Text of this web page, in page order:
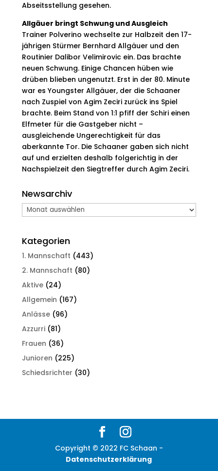
Abseitsstellung gesehen.
Allgäuer bringt Schwung und Ausgleich
Trainer Polverino wechselte zur Halbzeit den 17-
jährigen Stürmer Bernhard Allgäuer und den
Routinier Dalibor Velimirovic ein. Das brachte
neuen Schwung. Einige Chancen hüben wie
drüben blieben ungenutzt. Erst in der 80. Minute
war es Youngster Allgäuer, der die Schaaner
nach Zuspiel von Agim Zeciri zurück ins Spiel
brachte. Beim Stand von 1:1 pfiff der Schiri einen
Elfmeter für die Gastgeber nicht –
ausgleichende Ungerechtigkeit für das
aberkannte Tor. Die Schaaner gaben sich nicht
auf und erzielten deshalb folgerichtig in der
Nachspielzeit den Siegtreffer durch Agim Zeciri.
Newsarchiv
Newsarchiv
Kategorien
1. Mannschaft (443)
2. Mannschaft (80)
Aktive(24)
Allgemein (167)
Anlässe(96)
Azzurri(81)
Frauen (36)
Junioren (225)
Schiedsrichter (30)
Copyright © 2022 FC Schaan -
Datenschutzerklärung